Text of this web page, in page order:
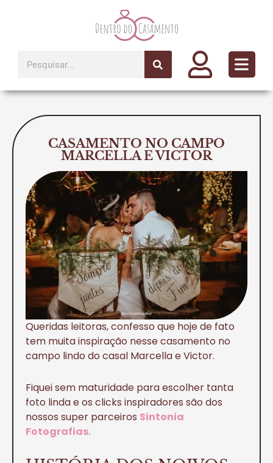
CASAMENTO NO CAMPO
MARCELLA E VICTOR
Queridas leitoras, confesso que hoje de fato
tem muita inspiração nesse casamento no
campo lindo do casal Marcella e Victor.
Fiquei sem maturidade para escolher tanta
foto linda e os clicks inspiradores são dos
nossos super parceiros Sintonia
Fotografias.